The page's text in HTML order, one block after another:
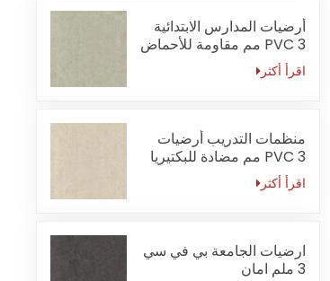
أرضيات المدارس الابتدائية
PVC 3 مم مقاومة للأحماض
والقلويات
اقرأ أكثر
منظمات التدريب أرضيات
PVC 3 مم مضادة للبكتيريا
اقرأ أكثر
ارضيات الجامعة بي في سي
3 ملم امان